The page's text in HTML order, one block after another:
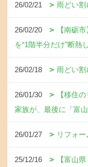
26/02/21 雨どい割
26/02/20
【南砺
を“1階半分だけ”断熱
26/02/18 雨どい割
26/01/30
【移住
家族が、最後に「富
26/01/27 リフォ
25/12/16
【富山